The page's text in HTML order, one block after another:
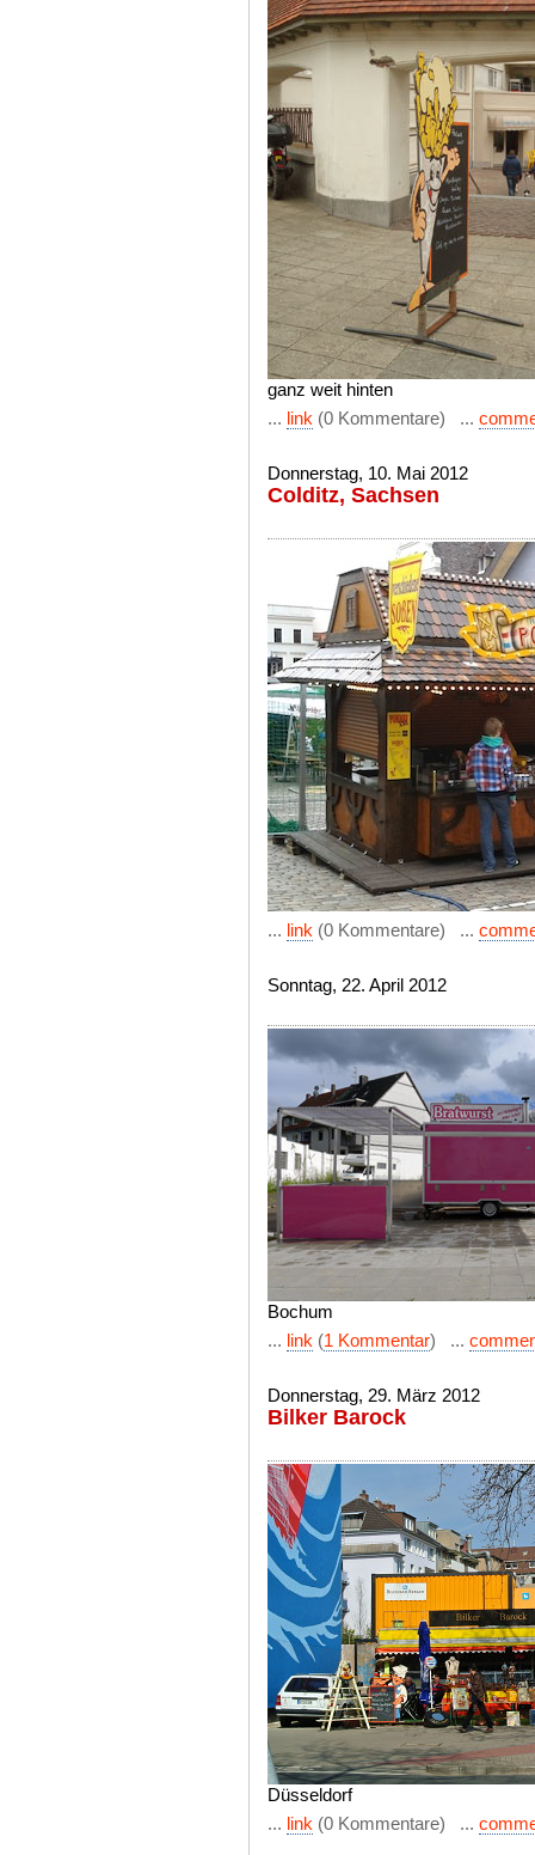
ganz weit hinten
... link (0 Kommentare) ...
Donnerstag, 10. Mai 2012
Colditz, Sachsen
... link (0 Kommentare) ...
Sonntag, 22. April 2012
Bochum
... link (1 Kommentar) ...
Donnerstag, 29. März 2012
Bilker Barock
Düsseldorf
... link (0 Kommentare) ...